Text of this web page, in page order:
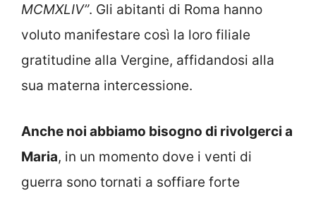
MCMXLIV”. Gli abitanti di Roma hanno
voluto manifestare così la loro filiale
gratitudine alla Vergine, affidandosi alla
sua materna intercessione.
Anche noi abbiamo bisogno di rivolgerci a
Maria, in un momento dove i venti di
guerra sono tornati a soffiare forte